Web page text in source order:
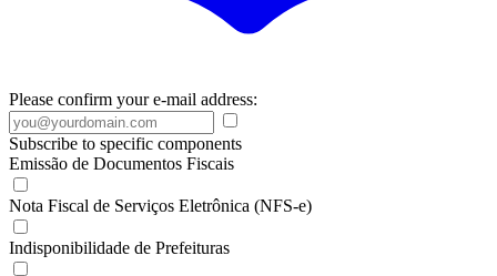
Please confirm your e-mail address:
Subscribe to specific components
Emissão de Documentos Fiscais
Nota Fiscal de Serviços Eletrônica (NFS-e)
Indisponibilidade de Prefeituras